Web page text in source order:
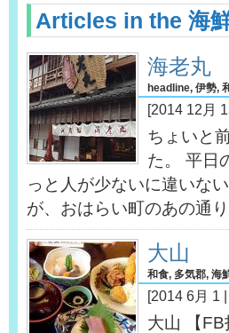
Articles in the 海
海老丸
headline, 伊勢,
[2014 12月
ちょいと
た。 平日
っと人が少ないに違いな
が、おはらい町のあの通
大山
和食, 多気郡, 海
[2014 6月 1 |
大山 【